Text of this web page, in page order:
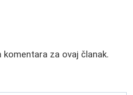
komentara za ovaj članak.